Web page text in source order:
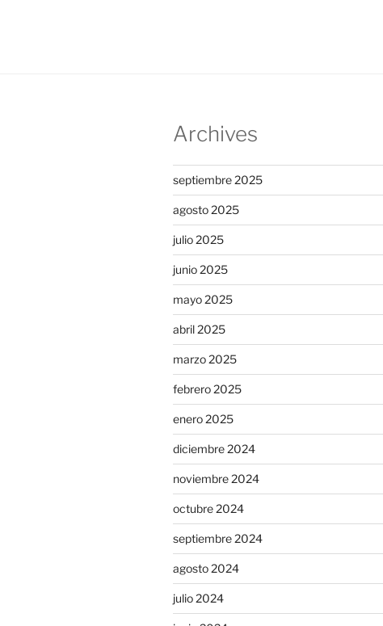
Archives
septiembre 2025
agosto 2025
julio 2025
junio 2025
mayo 2025
abril 2025
marzo 2025
febrero 2025
enero 2025
diciembre 2024
noviembre 2024
octubre 2024
septiembre 2024
agosto 2024
julio 2024